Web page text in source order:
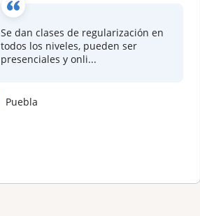
Se dan clases de regularización en
todos los niveles, pueden ser
presenciales y onli...
Puebla